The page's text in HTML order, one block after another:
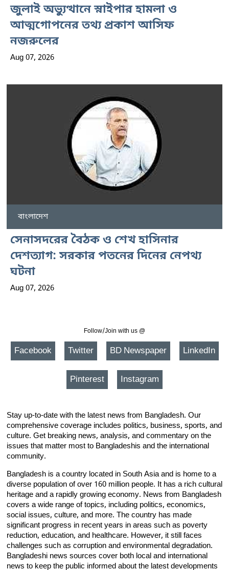
জুলাই অভ্যুত্থানে স্নাইপার হামলা ও
আত্মগোপনের তথ্য প্রকাশ আসিফ
নজরুলের
Aug 07, 2026
বাংলাদেশ
সেনাসদরের বৈঠক ও শেখ হাসিনার
দেশত্যাগ: সরকার পতনের দিনের নেপথ্য
ঘটনা
Aug 07, 2026
Follow/Join with us @
Facebook Twitter BD Newspaper LinkedIn
Pinterest Instagram
Stay up-to-date with the latest news from Bangladesh. Our
comprehensive coverage includes politics, business, sports, and
culture. Get breaking news, analysis, and commentary on the
issues that matter most to Bangladeshis and the international
community.
Bangladesh is a country located in South Asia and is home to a
diverse population of over 160 million people. It has a rich cultural
heritage and a rapidly growing economy. News from Bangladesh
covers a wide range of topics, including politics, economics,
social issues, culture, and more. The country has made
significant progress in recent years in areas such as poverty
reduction, education, and healthcare. However, it still faces
challenges such as corruption and environmental degradation.
Bangladeshi news sources cover both local and international
news to keep the public informed about the latest developments